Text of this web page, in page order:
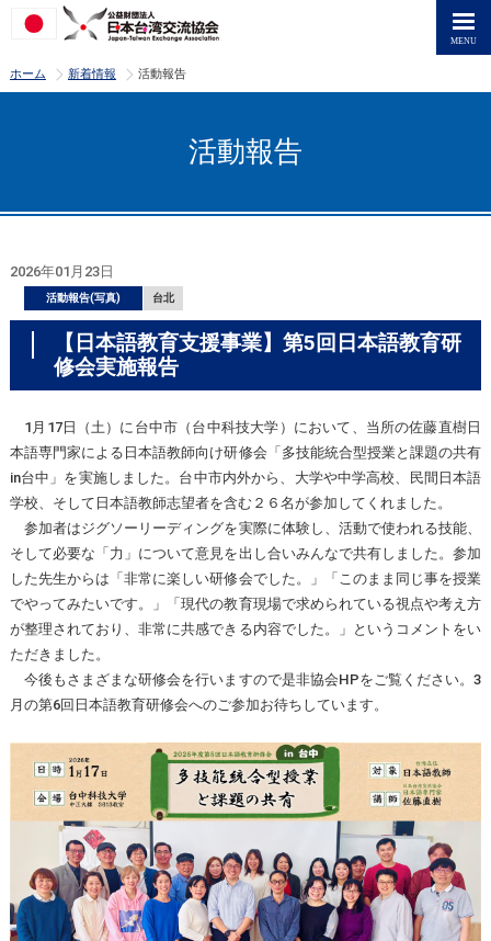
ホーム >
新着情報 >
活動報告
活動報告
2026年01月23日
活動報告(写真) 台北
【日本語教育支援事業】第5回日本語教育研
修会実施報告
1月17日（土）に台中市（台中科技大学）において、当所の佐藤直樹日
本語専門家による日本語教師向け研修会「多技能統合型授業と課題の共有
in台中」を実施しました。台中市内外から、大学や中学高校、民間日本語
学校、そして日本語教師志望者を含む２６名が参加してくれました。
参加者はジグソーリーディングを実際に体験し、活動で使われる技能、
そして必要な「力」について意見を出し合いみんなで共有しました。参加
した先生からは「非常に楽しい研修会でした。」「このまま同じ事を授業
でやってみたいです。」「現代の教育現場で求められている視点や考え方
が整理されており、非常に共感できる内容でした。」というコメントをい
ただきました。
今後もさまざまな研修会を行いますので是非協会HPをご覧ください。3
月の第6回日本語教育研修会へのご参加お待ちしています。